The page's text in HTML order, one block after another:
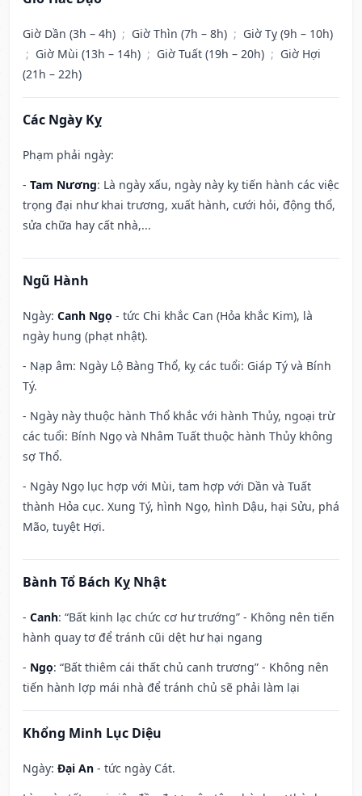
Giờ Dần (3h – 4h) ; Giờ Thìn (7h – 8h) ; Giờ Tỵ (9h – 10h)
; Giờ Mùi (13h – 14h) ; Giờ Tuất (19h – 20h) ; Giờ Hợi
(21h – 22h)
Các Ngày Kỵ
Phạm phải ngày:
- Tam Nương: Là ngày xấu, ngày này kỵ tiến hành các việc
trọng đại như khai trương, xuất hành, cưới hỏi, động thổ,
sửa chữa hay cất nhà,...
Ngũ Hành
Ngày: Canh Ngọ - tức Chi khắc Can (Hỏa khắc Kim), là
ngày hung (phạt nhật).
- Nạp âm: Ngày Lộ Bàng Thổ, kỵ các tuổi: Giáp Tý và Bính
Tý.
- Ngày này thuộc hành Thổ khắc với hành Thủy, ngoại trừ
các tuổi: Bính Ngọ và Nhâm Tuất thuộc hành Thủy không
sợ Thổ.
- Ngày Ngọ lục hợp với Mùi, tam hợp với Dần và Tuất
thành Hỏa cục. Xung Tý, hình Ngọ, hình Dậu, hại Sửu, phá
Mão, tuyệt Hợi.
Bành Tổ Bách Kỵ Nhật
- Canh: “Bất kinh lạc chức cơ hư trướng” - Không nên tiến
hành quay tơ để tránh cũi dệt hư hại ngang
- Ngọ: “Bất thiêm cái thất chủ canh trương” - Không nên
tiến hành lợp mái nhà để tránh chủ sẽ phải làm lại
Khổng Minh Lục Diệu
Ngày: Đại An - tức ngày Cát.